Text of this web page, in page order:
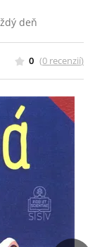
deň
0 (0 recenzií)